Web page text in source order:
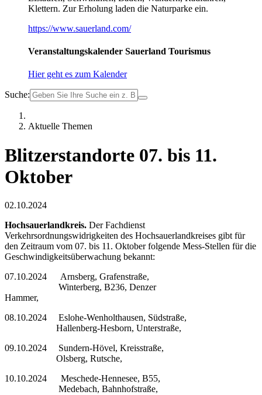
Klettern. Zur Erholung laden die Naturparke ein.
https://www.sauerland.com/
Veranstaltungskalender Sauerland Tourismus
Hier geht es zum Kalender
Suche:
Aktuelle Themen
Blitzerstandorte 07. bis 11.
Oktober
02.10.2024
Hochsauerlandkreis. Der Fachdienst
Verkehrsordnungswidrigkeiten des Hochsauerlandkreises gibt für
den Zeitraum vom 07. bis 11. Oktober folgende Mess-Stellen für die
Geschwindigkeitsüberwachung bekannt:
07.10.2024 Arnsberg, Grafenstraße,
Winterberg, B236, Denzer
Hammer,
08.10.2024 Eslohe-Wenholthausen, Südstraße,
Hallenberg-Hesborn, Unterstraße,
09.10.2024 Sundern-Hövel, Kreisstraße,
Olsberg, Rutsche,
10.10.2024 Meschede-Hennesee, B55,
Medebach, Bahnhofstraße,